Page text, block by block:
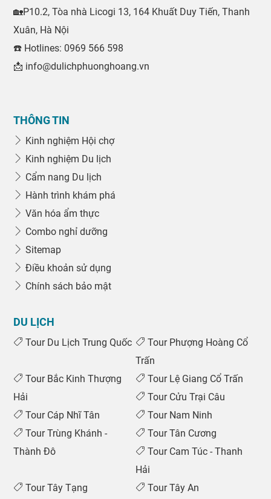
🏡P10.2, Tòa nhà Licogi 13, 164 Khuất Duy Tiến, Thanh
Xuân, Hà Nội
☎️ Hotlines: 0969 566 598
📩 info@dulichphuonghoang.vn
THÔNG TIN
Kinh nghiệm Hội chợ
Kinh nghiệm Du lịch
Cẩm nang Du lịch
Hành trình khám phá
Văn hóa ẩm thực
Combo nghỉ dưỡng
Sitemap
Điều khoản sử dụng
Chính sách bảo mật
DU LỊCH
Tour Du Lịch Trung Quốc
Tour Phượng Hoàng Cổ
Trấn
Tour Bắc Kinh Thượng
Hải
Tour Lệ Giang Cổ Trấn
Tour Cửu Trại Câu
Tour Cáp Nhĩ Tân
Tour Nam Ninh
Tour Trùng Khánh -
Thành Đô
Tour Tân Cương
Tour Cam Túc - Thanh
Hải
Tour Tây Tạng
Tour Tây An